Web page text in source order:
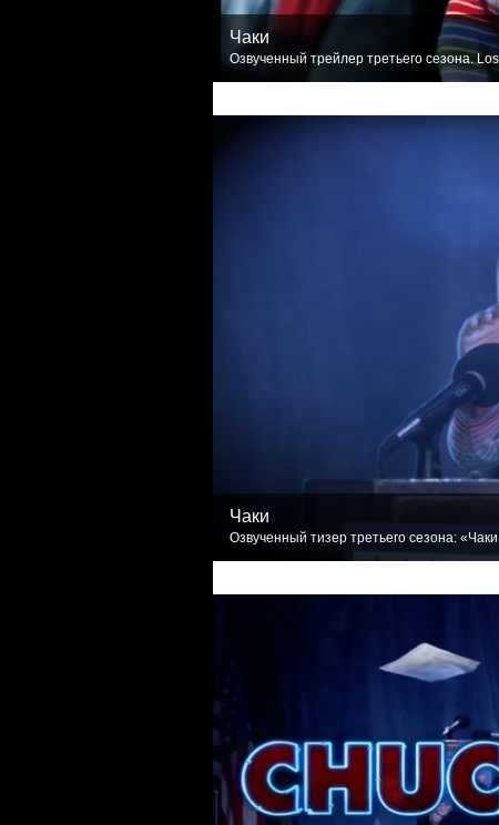
Чаки
Озвученный трейлер третьего сезона.
Чаки
Озвученный тизер третьего сезона: